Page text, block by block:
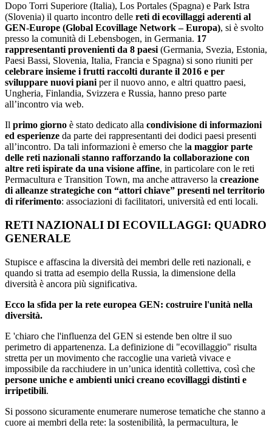
Dopo Torri Superiore (Italia), Los Portales (Spagna) e Park Istra
(Slovenia) il quarto incontro delle reti di ecovillaggi aderenti al
GEN-Europe (Global Ecovillage Network – Europa), si è svolto
presso la comunità di Lebensbogen, in Germania. 17
rappresentanti provenienti da 8 paesi (Germania, Svezia, Estonia,
Paesi Bassi, Slovenia, Italia, Francia e Spagna) si sono riuniti per
celebrare insieme i frutti raccolti durante il 2016 e per
sviluppare nuovi piani per il nuovo anno, e altri quattro paesi,
Ungheria, Finlandia, Svizzera e Russia, hanno preso parte
all’incontro via web.
Il primo giorno è stato dedicato alla condivisione di informazioni
ed esperienze da parte dei rappresentanti dei dodici paesi presenti
all’incontro. Da tali informazioni è emerso che la maggior parte
delle reti nazionali stanno rafforzando la collaborazione con
altre reti ispirate da una visione affine, in particolare con le reti
Permacultura e Transition Town, ma anche attraverso la creazione
di alleanze strategiche con “attori chiave” presenti nel territorio
di riferimento: associazioni di facilitatori, università ed enti locali.
RETI NAZIONALI DI ECOVILLAGGI: QUADRO
GENERALE
Stupisce e affascina la diversità dei membri delle reti nazionali, e
quando si tratta ad esempio della Russia, la dimensione della
diversità è ancora più significativa.
Ecco la sfida per la rete europea GEN: costruire l'unità nella
diversità.
E 'chiaro che l'influenza del GEN si estende ben oltre il suo
perimetro di appartenenza. La definizione di "ecovillaggio" risulta
stretta per un movimento che raccoglie una varietà vivace e
impossibile da racchiudere in un’unica identità collettiva, così che
persone uniche e ambienti unici creano ecovillaggi distinti e
irripetibili.
Si possono sicuramente enumerare numerose tematiche che stanno a
cuore ai membri della rete: la sostenibilità, la permacultura, le